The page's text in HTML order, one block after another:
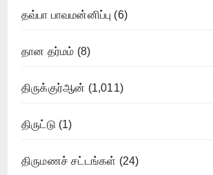
தவ்பா பாவமன்னிப்பு (6)
தான தர்மம் (8)
திருக்குர்ஆன் (1,011)
திருட்டு (1)
திருமணச் சட்டங்கள் (24)